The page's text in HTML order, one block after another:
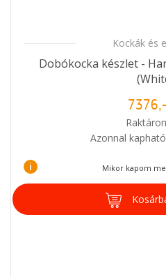
Kockák és
Dobókocka készlet -
Azonnal
i Mikor kapom